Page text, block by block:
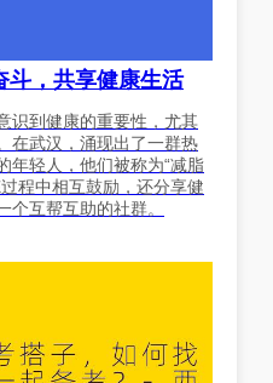
斗，共享健康生活
识到健康的重要性，尤其
在武汉，涌现出了一群热
年轻人，他们被称为“减脂
程中相互鼓励，还分享健
个互帮互助的社群。